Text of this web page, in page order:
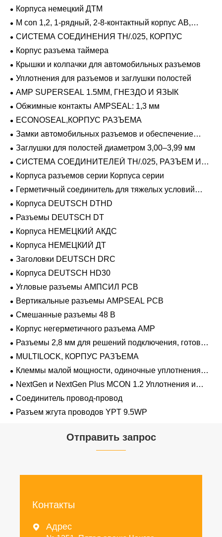
Корпуса немецкий ДТМ
M con 1,2, 1-рядный, 2-8-контактный корпус AB,
герметичный
СИСТЕМА СОЕДИНЕНИЯ TH/.025, КОРПУС
Корпус разъема таймера
Крышки и колпачки для автомобильных разъемов
Уплотнения для разъемов и заглушки полостей
AMP SUPERSEAL 1.5MM, ГНЕЗДО И ЯЗЫК
Обжимные контакты AMPSEAL: 1,3 мм
ECONOSEAL,КОРПУС РАЗЪЕМА
Замки автомобильных разъемов и обеспечение
положения
Заглушки для полостей диаметром 3,00–3,99 мм
СИСТЕМА СОЕДИНИТЕЛЕЙ TH/.025, РАЗЪЕМ И
ВКЛАДЫШ
Корпуса разъемов серии Корпуса серии
Герметичный соединитель для тяжелых условий
эксплуатации Фиксирующие направляющие серии
Корпуса DEUTSCH DTHD
Разъемы DEUTSCH DT
Корпуса НЕМЕЦКИЙ АКДС
Корпуса НЕМЕЦКИЙ ДТ
Заголовки DEUTSCH DRC
Корпуса DEUTSCH HD30
Угловые разъемы АМПСИЛ PCB
Вертикальные разъемы AMPSEAL PCB
Смешанные разъемы 48 В
Корпус негерметичного разъема AMP
Разъемы 2,8 мм для решений подключения, готовых
к напряжению 48 В
MULTILOCK, КОРПУС РАЗЪЕМА
Клеммы малой мощности, одиночные уплотнения
проводов 1,2 мм-2,8 мм
NextGen и NextGen Plus MCON 1.2 Уплотнения и
заглушки для полостей с одинарной проволокой с
замком-копьем
Соединитель провод-провод
Разъем жгута проводов YPT 9.5WP
Отправить запрос
Контакты
 Адрес